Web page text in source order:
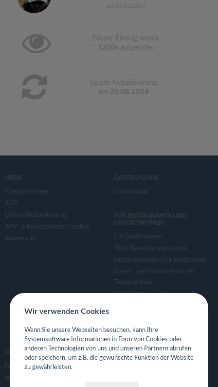
am 07.05.2017
Dieser Eintrag wurde
1200x aufgerufen
Letzte Aktualisierung
am 25.08.2024
ÜBER
Kontaktanfrage
AGB
Datenschutzerklärung
APP- & Benutzerdaten löschen
Impressum
GASTROGUIDE
Deutschland
FÜR RESTAURANTS UND
GASTRONOMEN
Für Gastronomen
Tisch Reservierungsystem
Gutscheinsystem für Restaurants
Event- und Ticketsystem mit
Ticketverkauf
Bestellsystem Lieferung und
Eigene App für Restaurant
FOLGE UNS
Facebook
Instagram
Wir verwenden Cookies
Wenn Sie unsere Webseiten besuchen, kann Ihre
Systemsoftware Informationen in Form von Cookies oder
anderen Technologien von uns und unseren Partnern abrufen
oder speichern, um z.B. die gewünschte Funktion der Website
zu gewährleisten.